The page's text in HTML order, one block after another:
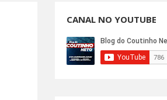
CANAL NO YOUTUBE